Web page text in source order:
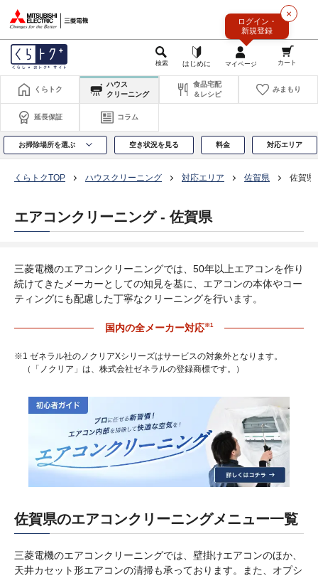
×
ログイン・
新規登録
くらトク
ハウス
クリーニング
食品宅配
＆レシピ
みまもり
延長保証 コラム
お掃除場所を選ぶ 空き状況を見る 料金 対応エリア
くらトクTOP ハウスクリーニング 対応エリア 佐賀県 佐賀県
エアコンクリーニング - 佐賀県
三菱電機のエアコンクリーニングでは、50年以上エアコンを作り
続けてきたメーカーとしての知見を基に、エアコンの本体やコー
ティングにも配慮した丁寧なクリーニングを行います。
国内の全メーカー対応※1
※1 ゼネラル社のノクリアXシリーズはサービスの対象外となります。
（「ノクリア」は、株式会社ゼネラルの登録商標です。）
佐賀県のエアコンクリーニングメニュー一覧
三菱電機のエアコンクリーニングでは、壁掛けエアコンのほか、
天井カセット形エアコンの清掃も承っております。また、オプシ